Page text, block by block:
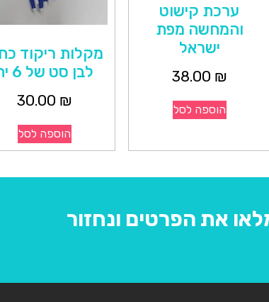
ערכת קישוט
והמחשה מפת
ישראל
38.00 ₪
הוספה לסל
מקלות ריקוד
לבן סט של 6 יח
30.00 ₪
הוספה לסל
את הפרטים ונחזור